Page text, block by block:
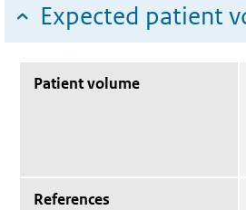
Expected patient
Patient volume
References